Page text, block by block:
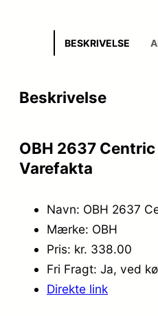
BESKRIVELSE
Beskrivelse
OBH 2637
Varefakta
Navn: OBH 2637
Mærke: OBH
Pris: kr. 338.00
Fri Fragt: Ja, ved
Direkte link